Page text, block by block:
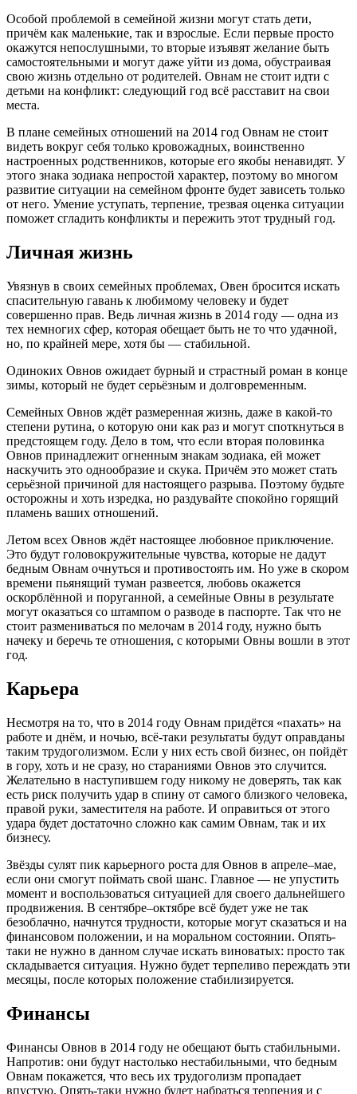
Особой проблемой в семейной жизни могут стать дети,
причём как маленькие, так и взрослые. Если первые просто
окажутся непослушными, то вторые изъявят желание быть
самостоятельными и могут даже уйти из дома, обустраивая
свою жизнь отдельно от родителей. Овнам не стоит идти с
детьми на конфликт: следующий год всё расставит на свои
места.
В плане семейных отношений на 2014 год Овнам не стоит
видеть вокруг себя только кровожадных, воинственно
настроенных родственников, которые его якобы ненавидят. У
этого знака зодиака непростой характер, поэтому во многом
развитие ситуации на семейном фронте будет зависеть только
от него. Умение уступать, терпение, трезвая оценка ситуации
поможет сгладить конфликты и пережить этот трудный год.
Личная жизнь
Увязнув в своих семейных проблемах, Овен бросится искать
спасительную гавань к любимому человеку и будет
совершенно прав. Ведь личная жизнь в 2014 году — одна из
тех немногих сфер, которая обещает быть не то что удачной,
но, по крайней мере, хотя бы — стабильной.
Одиноких Овнов ожидает бурный и страстный роман в конце
зимы, который не будет серьёзным и долговременным.
Семейных Овнов ждёт размеренная жизнь, даже в какой-то
степени рутина, о которую они как раз и могут споткнуться в
предстоящем году. Дело в том, что если вторая половинка
Овнов принадлежит огненным знакам зодиака, ей может
наскучить это однообразие и скука. Причём это может стать
серьёзной причиной для настоящего разрыва. Поэтому будьте
осторожны и хоть изредка, но раздувайте спокойно горящий
пламень ваших отношений.
Летом всех Овнов ждёт настоящее любовное приключение.
Это будут головокружительные чувства, которые не дадут
бедным Овнам очнуться и противостоять им. Но уже в скором
времени пьянящий туман развеется, любовь окажется
оскорблённой и поруганной, а семейные Овны в результате
могут оказаться со штампом о разводе в паспорте. Так что не
стоит размениваться по мелочам в 2014 году, нужно быть
начеку и беречь те отношения, с которыми Овны вошли в этот
год.
Карьера
Несмотря на то, что в 2014 году Овнам придётся «пахать» на
работе и днём, и ночью, всё-таки результаты будут оправданы
таким трудоголизмом. Если у них есть свой бизнес, он пойдёт
в гору, хоть и не сразу, но стараниями Овнов это случится.
Желательно в наступившем году никому не доверять, так как
есть риск получить удар в спину от самого близкого человека,
правой руки, заместителя на работе. И оправиться от этого
удара будет достаточно сложно как самим Овнам, так и их
бизнесу.
Звёзды сулят пик карьерного роста для Овнов в апреле–мае,
если они смогут поймать свой шанс. Главное — не упустить
момент и воспользоваться ситуацией для своего дальнейшего
продвижения. В сентябре–октябре всё будет уже не так
безоблачно, начнутся трудности, которые могут сказаться и на
финансовом положении, и на моральном состоянии. Опять-
таки не нужно в данном случае искать виноватых: просто так
складывается ситуация. Нужно будет терпеливо переждать эти
месяцы, после которых положение стабилизируется.
Финансы
Финансы Овнов в 2014 году не обещают быть стабильными.
Напротив: они будут настолько нестабильными, что бедным
Овнам покажется, что весь их трудоголизм пропадает
впустую. Опять-таки нужно будет набраться терпения и с